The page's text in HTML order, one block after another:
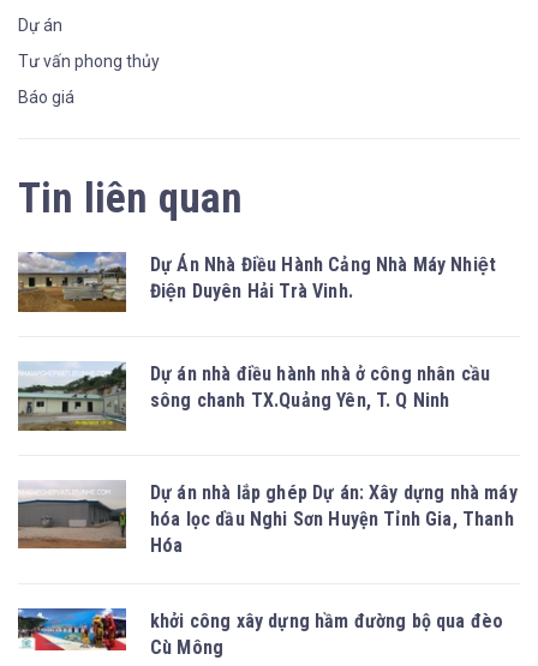
Dự án
Tư vấn phong thủy
Báo giá
Tin liên quan
Dự Án Nhà Điều Hành Cảng Nhà Máy Nhiệt
Điện Duyên Hải Trà Vinh.
Dự án nhà điều hành nhà ở công nhân cầu
sông chanh TX.Quảng Yên, T. Q Ninh
Dự án nhà lắp ghép Dự án: Xây dựng nhà máy
hóa lọc dầu Nghi Sơn Huyện Tỉnh Gia, Thanh
Hóa
khởi công xây dựng hầm đường bộ qua đèo
Cù Mông